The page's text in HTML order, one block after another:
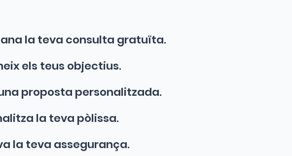
la teva consulta gratuïta.
els teus objectius.
proposta personalitzada.
la teva pòlissa.
la teva assegurança.